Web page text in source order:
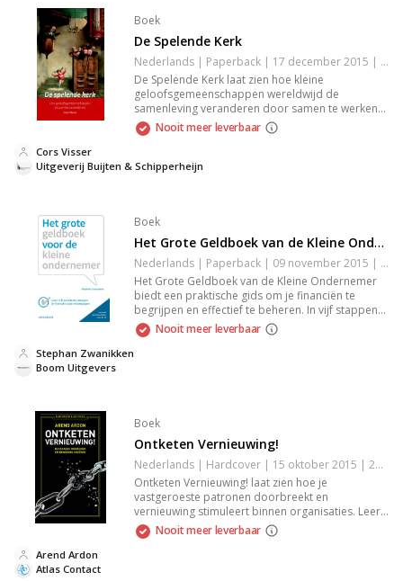
Boek
De Spelende Kerk
Nederlands | Paperback | 17 december 2015 | 96 pagina's | 9789058818508
De Spelende Kerk laat zien hoe kleine
geloofsgemeenschappen wereldwijd de
samenleving veranderen door samen te werken
en tegendraads zichzelf te zijn. Het boek biedt
een frisse blik op kerk-zijn en inspireert tot
Nooit meer leverbaar
Uitgeverij Buijten & Schipperheijn
Cors Visser
Boek
Het Grote Geldboek van de Kleine Ondernemer
Nederlands | Paperback | 09 november 2015 | 350 pagina's | 9789462760868
Het Grote Geldboek van de Kleine Ondernemer
biedt een praktische gids om je financiën te
begrijpen en effectief te beheren. In vijf stappen
leer je belangrijke financiële vaardigheden die
essentieel zijn voor het succes van je
Nooit meer leverbaar
Boom Uitgevers
Stephan Zwanikken
Boek
Ontketen Vernieuwing!
Nederlands | Hardcover | 15 oktober 2015 | 224 pagina's | 9789047008934
Ontketen Vernieuwing! laat zien hoe je
vastgeroeste patronen doorbreekt en
vernieuwing stimuleert binnen organisaties. Leer
hoe kleine initiatieven kunnen uitgroeien tot een
grote beweging vol energie, ondernemerschap
Nooit meer leverbaar
Atlas Contact
Arend Ardon